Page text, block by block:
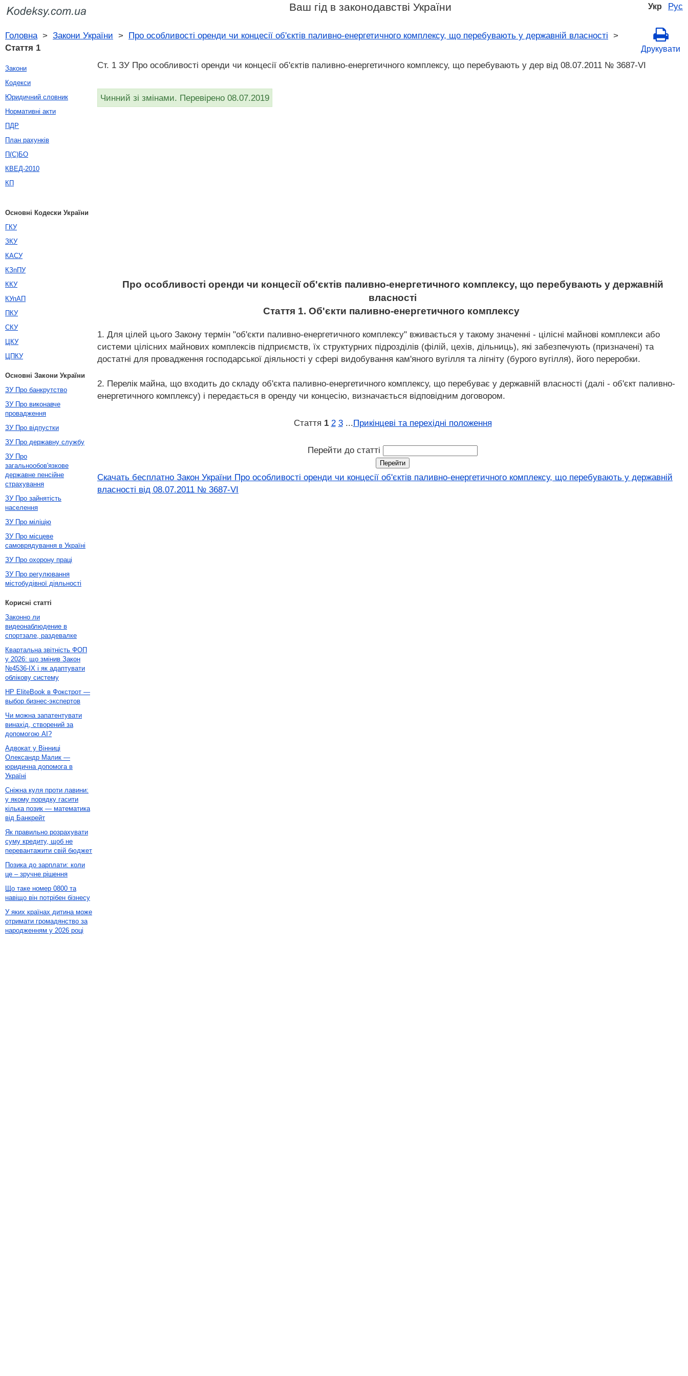
Укр Рус
Ваш гід в законодавстві України
Головна> Закони України > Про особливості оренди чи концесії об'єктів паливно-енергетичного комплексу, що перебувають у державній власності >
Стаття 1
Друкувати
Ст. 1 ЗУ Про особливості оренди чи концесії об'єктів паливно-енергетичного комплексу, що перебувають у дер від 08.07.2011 № 3687-VI
Чинний зі змінами. Перевірено 08.07.2019
Про особливості оренди чи концесії об'єктів паливно-енергетичного комплексу, що перебувають у державній
власності
Стаття 1. Об'єкти паливно-енергетичного комплексу
1. Для цілей цього Закону термін "об'єкти паливно-енергетичного комплексу" вживається у такому значенні - цілісні майнові комплекси або
системи цілісних майнових комплексів підприємств, їх структурних підрозділів (філій, цехів, дільниць), які забезпечують (призначені) та
достатні для провадження господарської діяльності у сфері видобування кам'яного вугілля та лігніту (бурого вугілля), його переробки.
2. Перелік майна, що входить до складу об'єкта паливно-енергетичного комплексу, що перебуває у державній власності (далі - об'єкт паливно-
енергетичного комплексу) і передається в оренду чи концесію, визначається відповідним договором.
Стаття 1 2 3 ...Прикінцеві та перехідні положення
Перейти до статті
Скачать бесплатно Закон України Про особливості оренди чи концесії об'єктів паливно-енергетичного комплексу, що перебувають у державній
власності від 08.07.2011 № 3687-VI
Закони
Кодекси
Юридичний словник
Нормативні акти
ПДР
План рахунків
П(С)БО
КВЕД-2010
КП
Основні Кодески України
ГКУ
ЗКУ
КАСУ
КЗпПУ
ККУ
КУпАП
ПКУ
СКУ
ЦКУ
ЦПКУ
Основні Закони України
ЗУ Про банкрутство
ЗУ Про виконавче
провадження
ЗУ Про відпустки
ЗУ Про державну службу
ЗУ Про
загальнообов'язкове
державне пенсійне
страхування
ЗУ Про зайнятість
населення
ЗУ Про міліцію
ЗУ Про місцеве
самоврядування в Україні
ЗУ Про охорону праці
ЗУ Про регулювання
містобудівної діяльності
Корисні статті
Законно ли
видеонаблюдение в
спортзале, раздевалке
Квартальна звітність ФОП
у 2026: що змінив Закон
№4536-IX і як адаптувати
облікову систему
HP EliteBook в Фокстрот —
выбор бизнес-экспертов
Чи можна запатентувати
винахід, створений за
допомогою AI?
Адвокат у Вінниці
Олександр Малик —
юридична допомога в
Україні
Сніжна куля проти лавини:
у якому порядку гасити
кілька позик — математика
від Банкрейт
Як правильно розрахувати
суму кредиту, щоб не
перевантажити свій бюджет
Позика до зарплати: коли
це – зручне рішення
Що таке номер 0800 та
навіщо він потрібен бізнесу
У яких країнах дитина може
отримати громадянство за
народженням у 2026 році